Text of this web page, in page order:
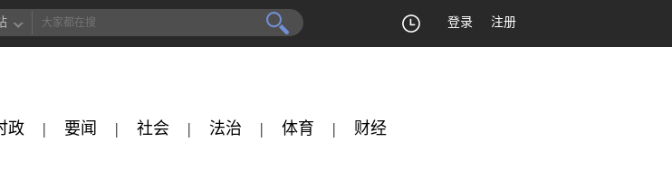
登录 注册
政 | 要闻 | 社会 | 法治 | 体育 | 财经